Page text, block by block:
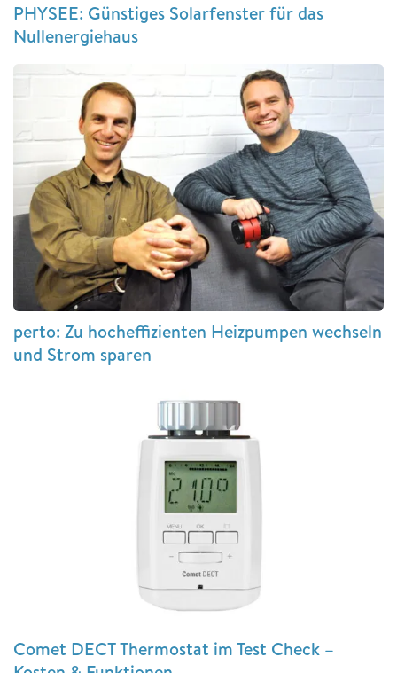
PHYSEE: Günstiges Solarfenster für das
Nullenergiehaus
perto: Zu hocheffizienten Heizpumpen wechseln
und Strom sparen
Comet DECT Thermostat im Test Check –